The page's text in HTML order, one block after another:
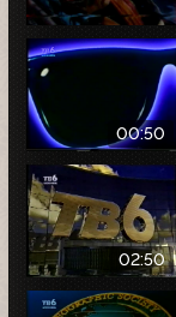
00:50
02:50